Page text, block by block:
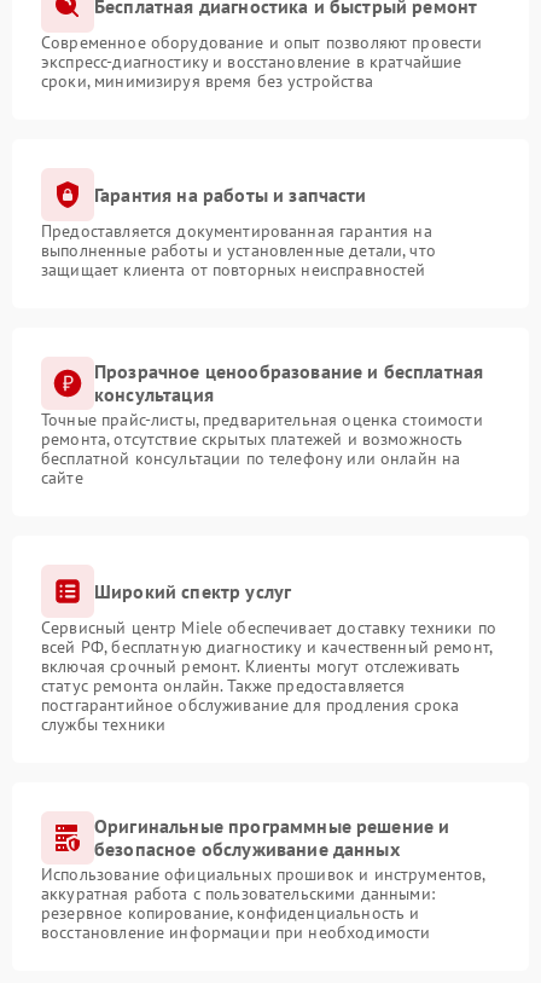
Бесплатная диагностика и быстрый ремонт
Современное оборудование и опыт позволяют провести
экспресс-диагностику и восстановление в кратчайшие
сроки, минимизируя время без устройства
Гарантия на работы и запчасти
Предоставляется документированная гарантия на
выполненные работы и установленные детали, что
защищает клиента от повторных неисправностей
Прозрачное ценообразование и бесплатная
консультация
Точные прайс-листы, предварительная оценка стоимости
ремонта, отсутствие скрытых платежей и возможность
бесплатной консультации по телефону или онлайн на
сайте
Широкий спектр услуг
Сервисный центр Miele обеспечивает доставку техники по
всей РФ, бесплатную диагностику и качественный ремонт,
включая срочный ремонт. Клиенты могут отслеживать
статус ремонта онлайн. Также предоставляется
постгарантийное обслуживание для продления срока
службы техники
Оригинальные программные решение и
безопасное обслуживание данных
Использование официальных прошивок и инструментов,
аккуратная работа с пользовательскими данными:
резервное копирование, конфиденциальность и
восстановление информации при необходимости